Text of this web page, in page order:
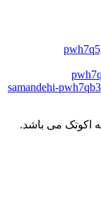
اکوتک می باشد.